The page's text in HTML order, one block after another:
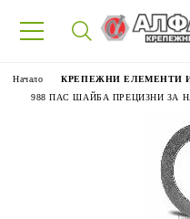
Начало КРЕПЕЖНИ ЕЛЕМЕНТИ
988 ПАС ШАЙБА ПРЕЦИЗНИ ЗА